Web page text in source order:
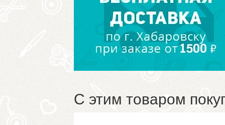
С этим товаром